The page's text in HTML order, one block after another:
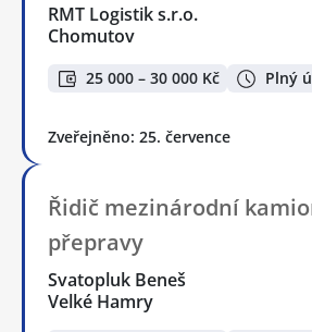
RMT Logistik s.r.o.
Chomutov
25 000 – 30 000 Kč Plný
Zveřejněno: 25. července
Řidič mezinárodní
přepravy
Svatopluk Beneš
Velké Hamry